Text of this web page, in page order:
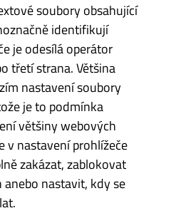
soubory obsahující
identifikují
je odesílá operátor
třetí strana. Většina
nastavení soubory
je to podmínka
většiny webových
v nastavení prohlížeče
zakázat, zablokovat
nastavit, kdy se